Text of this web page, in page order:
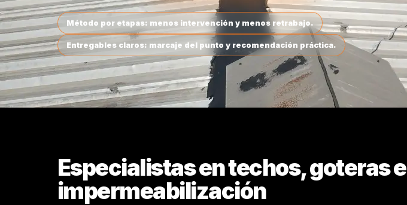
Método por etapas: menos intervención y menos retrabajo.
Entregables claros: marcaje del punto y recomendación práctica.
Especialistas en techos, goteras e
impermeabilización